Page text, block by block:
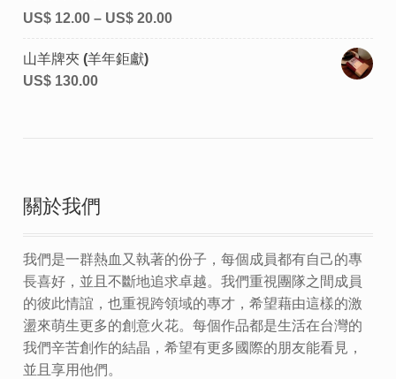
評分
5.00滿
US$12.00– US$20.00
山羊牌夾 (羊年鉅獻)
US$130.00
關於我們
我們是一群熱血又執著的份子，每個成員都有自己的專
長喜好，並且不斷地追求卓越。我們重視團隊之間成員
的彼此情誼，也重視跨領域的專才，希望藉由這樣的激
盪來萌生更多的創意火花。每個作品都是生活在台灣的
我們辛苦創作的結晶，希望有更多國際的朋友能看見，
並且享用他們。